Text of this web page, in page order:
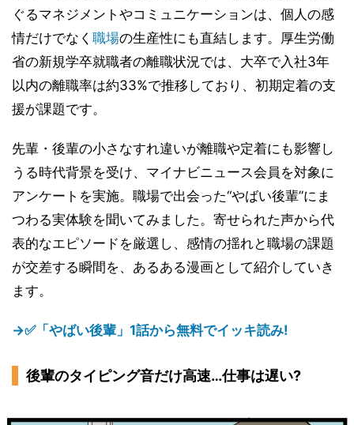
ぐるマネジメントやコミュニケーションは、個人の感
情だけでなく 職場の生産性にも直結します。厚生労働
省の新規学卒就職者の離職状況では、大卒で入社3年
以内の離職率は約33%で推移しており、初期定着の支
援が課題です。
先輩・後輩の小さなすれ違いが離職や定着にも影響し
うる時代背景を受け、マイナビニュース会員を対象に
アンケートを実施。職場で出会った“やばい後輩”にま
つわる実体験を聞いてみました。寄せられた声から代
表的なエピソードを厳選し、感情の揺れと職場の課題
が交差する瞬間を、あるある漫画として紹介していき
ます。
→✅「やばい後輩」1話から無料でイッキ読み!
後輩のタイピング音だけ高速…仕事は遅い?